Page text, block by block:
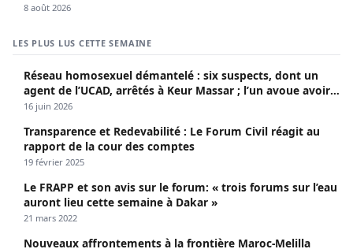
8 août 2026
LES PLUS LUS CETTE SEMAINE
Réseau homosexuel démantelé : six suspects, dont un
agent de l’UCAD, arrêtés à Keur Massar ; l’un avoue avoir
propagé le VIH depuis 2018
16 juin 2026
Transparence et Redevabilité : Le Forum Civil réagit au
rapport de la cour des comptes
19 février 2025
Le FRAPP et son avis sur le forum: « trois forums sur l’eau
auront lieu cette semaine à Dakar »
21 mars 2022
Nouveaux affrontements à la frontière Maroc-Melilla